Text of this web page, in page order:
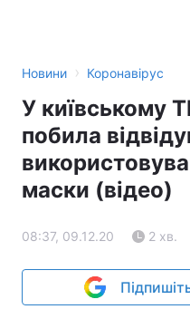
Новини › Коронавірус
У київському
побила
маски (відео)
08:37, 09.12.20 2 хв.